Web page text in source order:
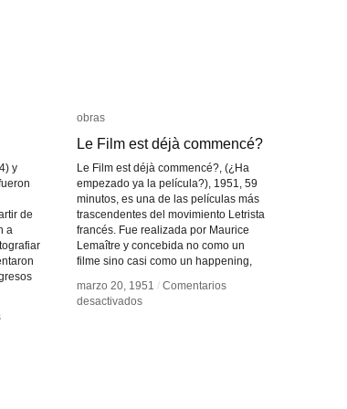
y
de
a
obras
Le Film est déjà commencé?
Le Film est déjà commencé?, (¿Ha
empezado ya la película?), 1951, 59
minutos, es una de las películas más
trascendentes del movimiento Letrista
francés. Fue realizada por Maurice
Lemaître y concebida no como un
filme sino casi como un happening,
marzo 20, 1951 / Comentarios
desactivadosen
obras
Le Film est déjà commencé?
marzo 20, 1951 / Comentarios
desactivadosen